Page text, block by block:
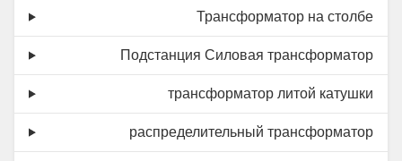
Трансформатор на столбе
Подстанция Силовая трансформатор
трансформатор литой катушки
распределительный трансформатор